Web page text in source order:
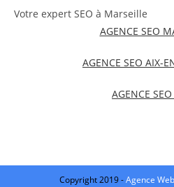
Votre expert SEO à Marseille
AGENCE SEO
AGENCE SEO AIX-
AGENCE SEO
Copyright 2019 -Agence Web